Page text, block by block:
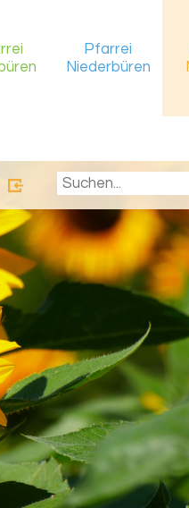
Pfarrei
Niederbüren